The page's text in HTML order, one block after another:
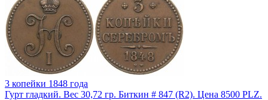
3 копейки 1848 года
Гурт гладкий. Вес 30,72 гр. Биткин # 847 (R2). Цена 8500 PLZ.